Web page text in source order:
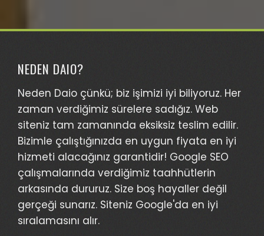
NEDEN DAIO?
Neden Daio çünkü; biz işimizi iyi biliyoruz. Her
zaman verdiğimiz sürelere sadığız. Web
siteniz tam zamanında eksiksiz teslim edilir.
Bizimle çalıştığınızda en uygun fiyata en iyi
hizmeti alacağınız garantidir! Google SEO
çalışmalarında verdiğimiz taahhütlerin
arkasında dururuz. Size boş hayaller değil
gerçeği sunarız. Siteniz Google'da en iyi
sıralamasını alır.